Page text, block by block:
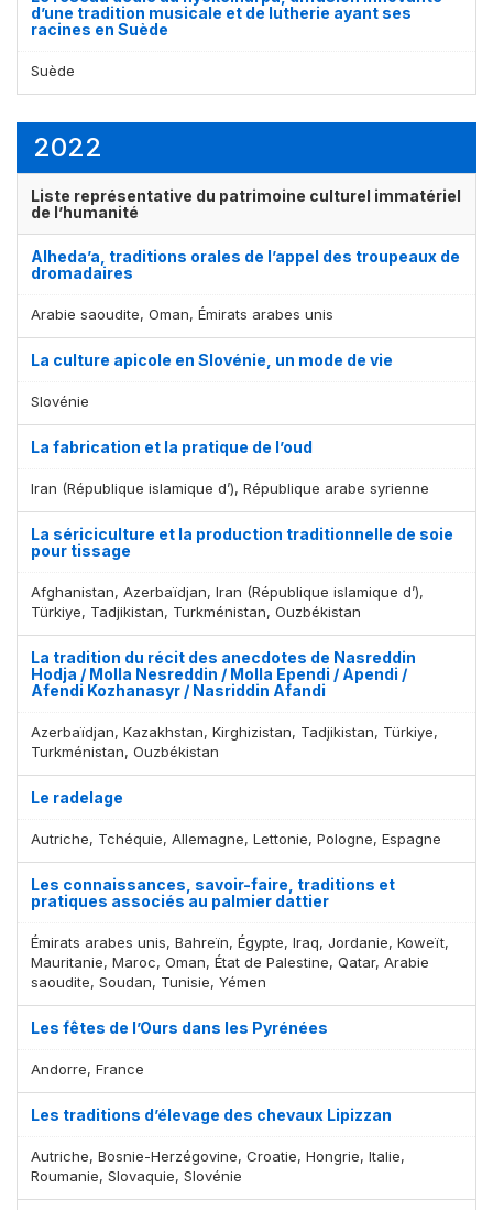
d’une tradition musicale et de lutherie ayant ses
racines en Suède
Suède
2022
Liste représentative du patrimoine culturel immatériel
de l’humanité
Alheda’a, traditions orales de l’appel des troupeaux de
dromadaires
Arabie saoudite, Oman, Émirats arabes unis
La culture apicole en Slovénie, un mode de vie
Slovénie
La fabrication et la pratique de l’oud
Iran (République islamique d’), République arabe syrienne
La sériciculture et la production traditionnelle de soie
pour tissage
Afghanistan, Azerbaïdjan, Iran (République islamique d’),
Türkiye, Tadjikistan, Turkménistan, Ouzbékistan
La tradition du récit des anecdotes de Nasreddin
Hodja / Molla Nesreddin / Molla Ependi / Apendi /
Afendi Kozhanasyr / Nasriddin Afandi
Azerbaïdjan, Kazakhstan, Kirghizistan, Tadjikistan, Türkiye,
Turkménistan, Ouzbékistan
Le radelage
Autriche, Tchéquie, Allemagne, Lettonie, Pologne, Espagne
Les connaissances, savoir-faire, traditions et
pratiques associés au palmier dattier
Émirats arabes unis, Bahreïn, Égypte, Iraq, Jordanie, Koweït,
Mauritanie, Maroc, Oman, État de Palestine, Qatar, Arabie
saoudite, Soudan, Tunisie, Yémen
Les fêtes de l’Ours dans les Pyrénées
Andorre, France
Les traditions d’élevage des chevaux Lipizzan
Autriche, Bosnie-Herzégovine, Croatie, Hongrie, Italie,
Roumanie, Slovaquie, Slovénie